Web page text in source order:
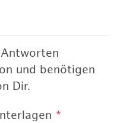
und benötigen
Dir.
*